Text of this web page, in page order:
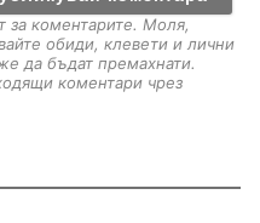
за коментарите. Моля,
обиди, клевети и лични
да бъдат премахнати.
коментари чрез